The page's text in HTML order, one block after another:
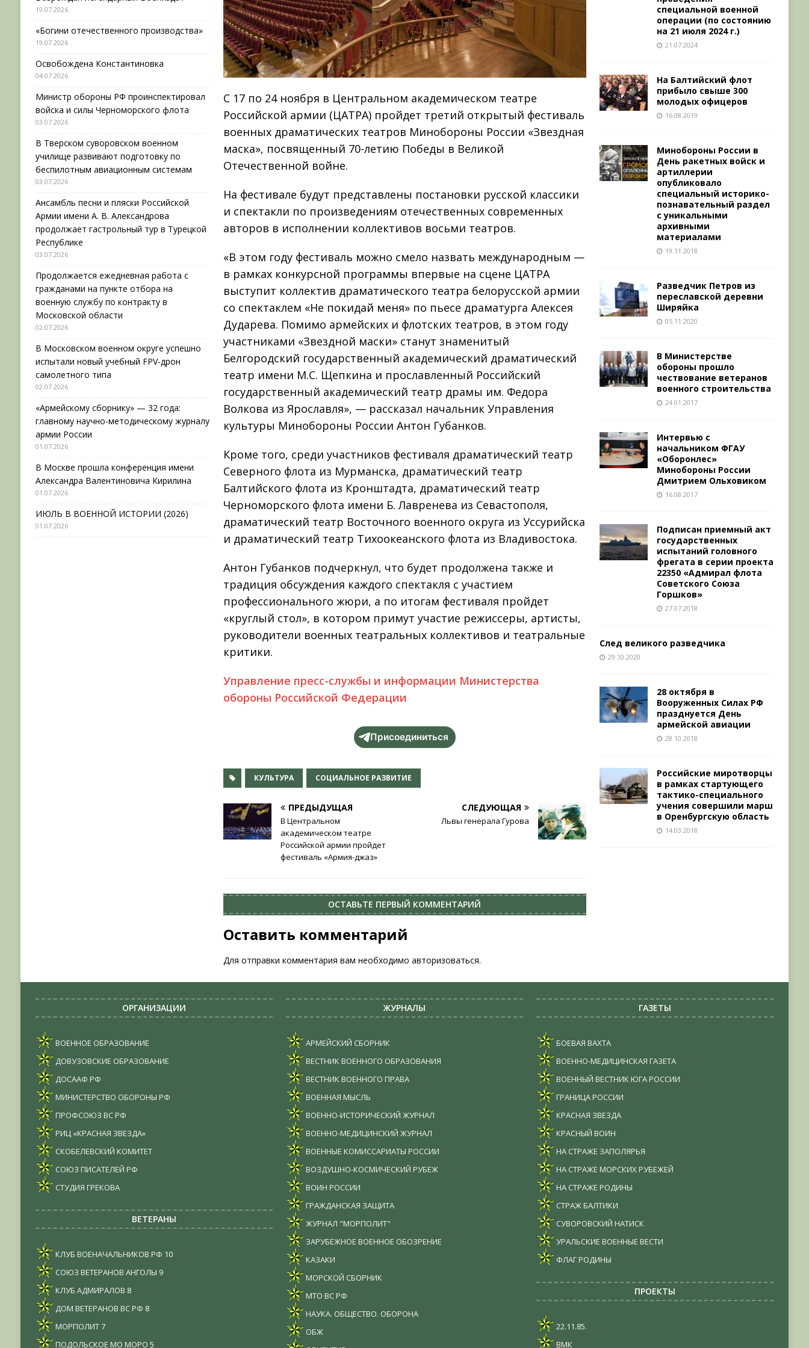
С 17 по 24 ноября в Центральном академическом театре
Российской армии (ЦАТРА) пройдет третий открытый фестиваль
военных драматических театров Минобороны России «Звездная
маска», посвященный 70-летию Победы в Великой
Отечественной войне.
На фестивале будут представлены постановки русской классики
и спектакли по произведениям отечественных современных
авторов в исполнении коллективов восьми театров.
«В этом году фестиваль можно смело назвать международным —
в рамках конкурсной программы впервые на сцене ЦАТРА
выступит коллектив драматического театра белорусской армии
со спектаклем «Не покидай меня» по пьесе драматурга Алексея
Дударева. Помимо армейских и флотских театров, в этом году
участниками «Звездной маски» станут знаменитый
Белгородский государственный академический драматический
театр имени М.С. Щепкина и прославленный Российский
государственный академический театр драмы им. Федора
Волкова из Ярославля», — рассказал начальник Управления
культуры Минобороны России Антон Губанков.
Кроме того, среди участников фестиваля драматический театр
Северного флота из Мурманска, драматический театр
Балтийского флота из Кронштадта, драматический театр
Черноморского флота имени Б. Лавренева из Севастополя,
драматический театр Восточного военного округа из Уссурийска
и драматический театр Тихоокеанского флота из Владивостока.
Антон Губанков подчеркнул, что будет продолжена также и
традиция обсуждения каждого спектакля с участием
профессионального жюри, а по итогам фестиваля пройдет
«круглый стол», в котором примут участие режиссеры, артисты,
руководители военных театральных коллективов и театральные
критики.
Управление пресс-службы и информации Министерства
обороны Российской Федерации
Присоединиться
КУЛЬТУРА СОЦИАЛЬНОЕ РАЗВИТИЕ
ПРЕДЫДУЩАЯ
В Центральном
академическом театре
Российской армии пройдет
фестиваль «Армия-джаз»
СЛЕДУЮЩАЯ
Львы генерала Гурова
ОСТАВЬТЕ ПЕРВЫЙ КОММЕНТАРИЙ
Оставить комментарий
Для отправки комментария вам необходимоавторизоваться.
19.07.2026
«Богини отечественного производства»
19.07.2026
Освобождена Константиновка
04.07.2026
Министр обороны РФ проинспектировал
войска и силы Черноморского флота
03.07.2026
В Тверском суворовском военном
училище развивают подготовку по
беспилотным авиационным системам
03.07.2026
Ансамбль песни и пляски Российской
Армии имени А. В. Александрова
продолжает гастрольный тур в Турецкой
Республике
03.07.2026
Продолжается ежедневная работа с
гражданами на пункте отбора на
военную службу по контракту в
Московской области
02.07.2026
В Московском военном округе успешно
испытали новый учебный FPV-дрон
самолетного типа
02.07.2026
«Армейскому сборнику» — 32 года:
главному научно-методическому журналу
армии России
01.07.2026
В Москве прошла конференция имени
Александра Валентиновича Кирилина
01.07.2026
ИЮЛЬ В ВОЕННОЙ ИСТОРИИ (2026)
01.07.2026
специальной военной
операции (по состоянию
на 21 июля 2024 г.)
21.07.2024
На Балтийский флот
прибыло свыше 300
молодых офицеров
16.08.2019
Минобороны России в
День ракетных войск и
артиллерии
опубликовало
специальный историко-
познавательный раздел
с уникальными
архивными
материалами
19.11.2018
Разведчик Петров из
переславской деревни
Ширяйка
05.11.2020
В Министерстве
обороны прошло
чествование ветеранов
военного строительства
24.01.2017
Интервью с
начальником ФГАУ
«Оборонлес»
Минобороны России
Дмитрием Ольховиком
16.08.2017
Подписан приемный акт
государственных
испытаний головного
фрегата в серии проекта
22350 «Адмирал флота
Советского Союза
Горшков»
27.07.2018
След великого разведчика
29.10.2020
28 октября в
Вооруженных Силах РФ
празднуется День
армейской авиации
28.10.2018
Российские миротворцы
в рамках стартующего
тактико-специального
учения совершили марш
в Оренбургскую область
14.03.2018
ОРГАНИЗАЦИИ
ВОЕННОЕ ОБРАЗОВАНИЕ
ДОВУЗОВСКИЕ ОБРАЗОВАНИЕ
ДОСААФ РФ
МИНИСТЕРСТВО ОБОРОНЫ РФ
ПРОФСОЮЗ ВС РФ
РИЦ «КРАСНАЯ ЗВЕЗДА»
СКОБЕЛЕВСКИЙ КОМИТЕТ
СОЮЗ ПИСАТЕЛЕЙ РФ
СТУДИЯ ГРЕКОВА
ВЕТЕРАНЫ
КЛУБ ВОЕНАЧАЛЬНИКОВ РФ 10
СОЮЗ ВЕТЕРАНОВ АНГОЛЫ 9
КЛУБ АДМИРАЛОВ 8
ДОМ ВЕТЕРАНОВ ВС РФ 8
МОРПОЛИТ7
ПОДОЛЬСКОЕ МО МОРО 5
ЖУРНАЛЫ
АРМЕЙСКИЙ СБОРНИК
ВЕСТНИК ВОЕННОГО ОБРАЗОВАНИЯ
ВЕСТНИК ВОЕННОГО ПРАВА
ВОЕННАЯ МЫСЛЬ
ВОЕННО-ИСТОРИЧЕСКИЙ ЖУРНАЛ
ВОЕННО-МЕДИЦИНСКИЙ ЖУРНАЛ
ВОЕННЫЕ КОМИССАРИАТЫ РОССИИ
ВОЗДУШНО-КОСМИЧЕСКИЙ РУБЕЖ
ВОИН РОССИИ
ГРАЖДАНСКАЯ ЗАЩИТА
ЖУРНАЛ "МОРПОЛИТ"
ЗАРУБЕЖНОЕ ВОЕННОЕ ОБОЗРЕНИЕ
КАЗАКИ
МОРСКОЙ СБОРНИК
МТО ВС РФ
НАУКА. ОБЩЕСТВО. ОБОРОНА
ОБЖ
ГАЗЕТЫ
БОЕВАЯ ВАХТА
ВОЕННО-МЕДИЦИНСКАЯ ГАЗЕТА
ВОЕННЫЙ ВЕСТНИК ЮГА РОССИИ
ГРАНИЦА РОССИИ
КРАСНАЯ ЗВЕЗДА
КРАСНЫЙ ВОИН
НА СТРАЖЕ ЗАПОЛЯРЬЯ
НА СТРАЖЕ МОРСКИХ РУБЕЖЕЙ
НА СТРАЖЕ РОДИНЫ
СТРАЖ БАЛТИКИ
СУВОРОВСКИЙ НАТИСК
УРАЛЬСКИЕ ВОЕННЫЕ ВЕСТИ
ФЛАГ РОДИНЫ
ПРОЕКТЫ
22.11.85.
ВМК